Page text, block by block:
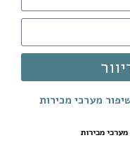
מערכי מכירות
מערכי מכירות